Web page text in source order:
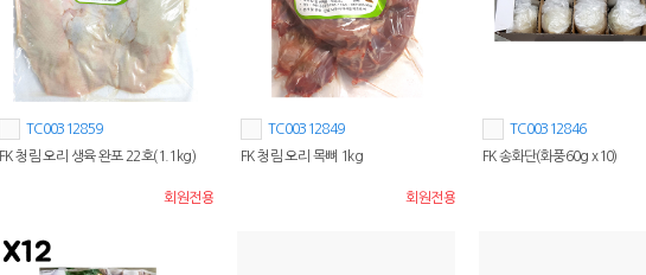
TC00312859
FK 청림 오리 생육 완포 22호(1.1kg)
회원전용
TC00312849
FK 청림 오리 목뼈 1kg
회원전용
TC00312846
FK 송화단(화풍60g x10)